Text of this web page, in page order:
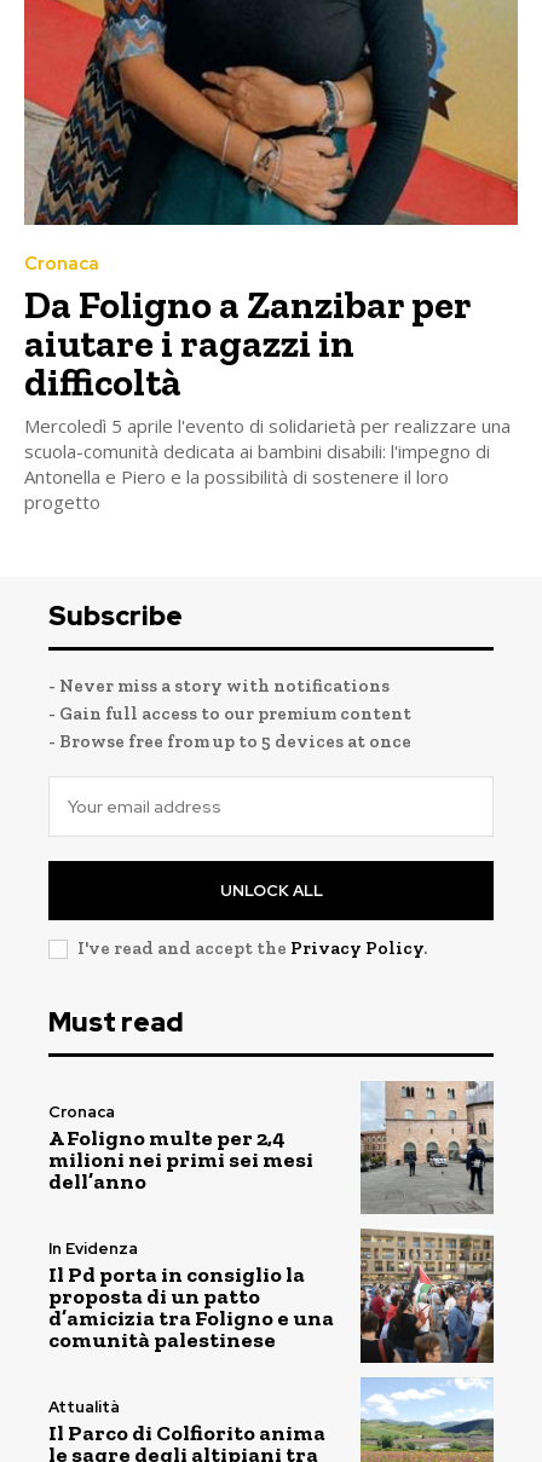
Cronaca
Da Foligno a Zanzibar per
aiutare i ragazzi in
difficoltà
Mercoledì 5 aprile l'evento di solidarietà per realizzare una
scuola-comunità dedicata ai bambini disabili: l'impegno di
Antonella e Piero e la possibilità di sostenere il loro
progetto
Subscribe
- Never miss a story with notifications
- Gain full access to our premium content
- Browse free from up to 5 devices at once
UNLOCK ALL
I've read and accept the Privacy Policy.
Must read
Cronaca
A Foligno multe per 2,4
milioni nei primi sei mesi
dell’anno
In Evidenza
Il Pd porta in consiglio la
proposta di un patto
d’amicizia tra Foligno e una
comunità palestinese
Attualità
Il Parco di Colfiorito anima
le sagre degli altipiani tra